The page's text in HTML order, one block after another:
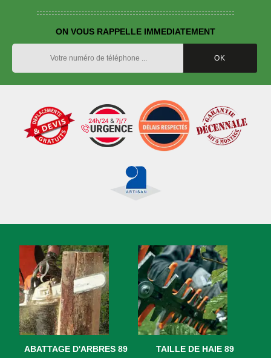
ON VOUS RAPPELLE IMMEDIATEMENT
ABATTAGE D'ARBRES 89 TAILLE DE HAIE 89